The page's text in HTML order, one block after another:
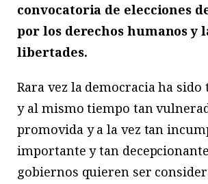
convocatoria de elecciones
por los derechos humanos y
libertades.
Rara vez la democracia ha sido
y al mismo tiempo tan
promovida y a la vez tan
importante y tan
gobiernos quieren ser